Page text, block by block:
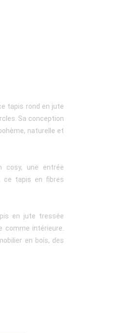
tapis rond en jute
Sa conception
naturelle et
cosy, une entrée
ce tapis en fibres
en jute tressée
comme intérieure.
en bois, des